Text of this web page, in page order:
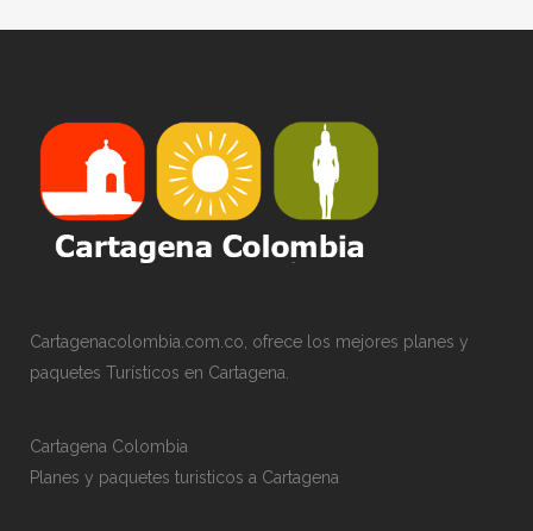
Cartagenacolombia.com.co, ofrece los mejores planes y
paquetes Turísticos en Cartagena.
Cartagena Colombia
Planes y paquetes turisticos a Cartagena